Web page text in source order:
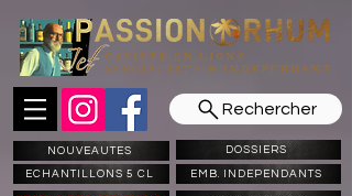
Rechercher
NOUVEAUTES
ECHANTILLONS 5 CL
DOSSIERS
EMB. INDEPENDANTS